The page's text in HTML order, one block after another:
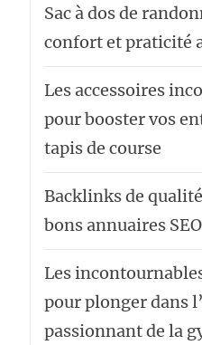
Sac à dos de
confort et praticité
Les accessoires
pour booster vos
tapis de course
Backlinks de
bons annuaires
Les
pour plonger dans
passionnant de la